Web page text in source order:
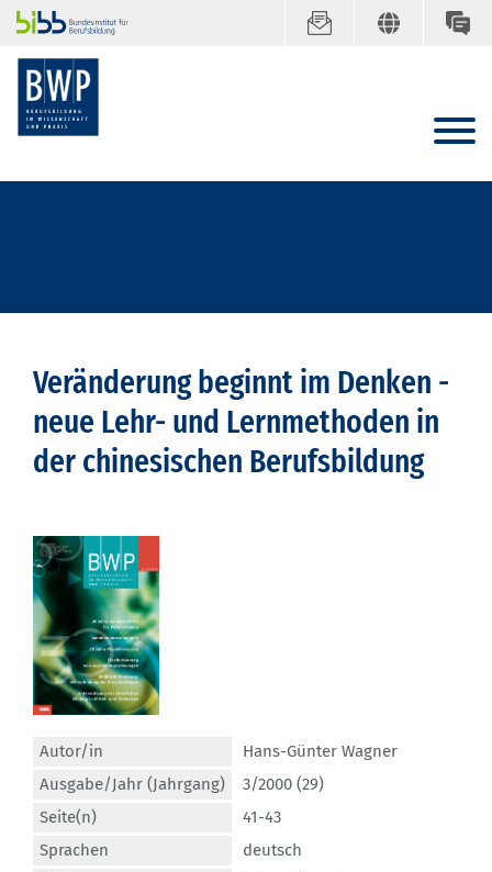
Veränderung beginnt im Denken -
neue Lehr- und Lernmethoden in
der chinesischen Berufsbildung
Autor/in
Hans-Günter Wagner
Ausgabe/Jahr (Jahrgang)
3/2000 (29)
Seite(n)
41-43
Sprachen
deutsch